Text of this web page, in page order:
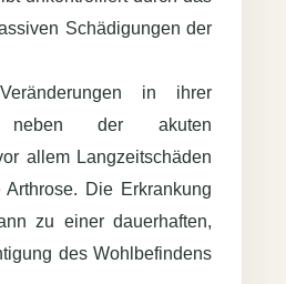
Schädigungen der
in ihrer
neben der akuten
allem Langzeitschäden
Die Erkrankung
zu einer dauerhaften,
des Wohlbefindens